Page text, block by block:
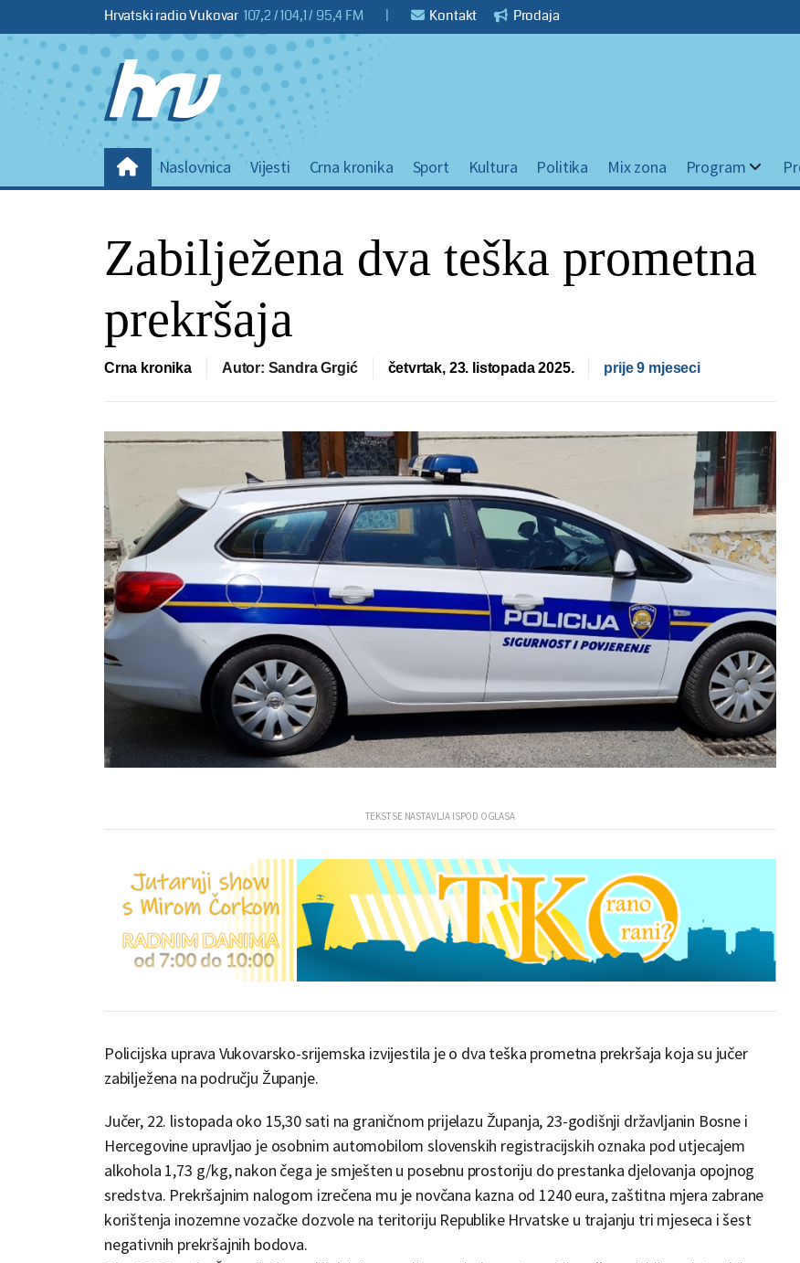
Hrvatski radio Vukovar 107,2 / 104,1 / 95,4 FM | Kontakt Prodaja
Naslovnica Vijesti Crna kronika Sport Kultura Politika Mix zona Program
Zabilježena dva teška prometna
prekršaja
Crna kronika Autor: Sandra Grgić četvrtak, 23. listopada 2025. prije 9 mjeseci
Policijska uprava Vukovarsko-srijemska izvijestila je o dva teška prometna prekršaja koja su jučer
zabilježena na području Županje.
Jučer, 22. listopada oko 15,30 sati na graničnom prijelazu Županja, 23-godišnji državljanin Bosne i
Hercegovine upravljao je osobnim automobilom slovenskih registracijskih oznaka pod utjecajem
alkohola 1,73 g/kg, nakon čega je smješten u posebnu prostoriju do prestanka djelovanja opojnog
sredstva. Prekršajnim nalogom izrečena mu je novčana kazna od 1240 eura, zaštitna mjera zabrane
korištenja inozemne vozačke dozvole na teritoriju Republike Hrvatske u trajanju tri mjeseca i šest
negativnih prekršajnih bodova.